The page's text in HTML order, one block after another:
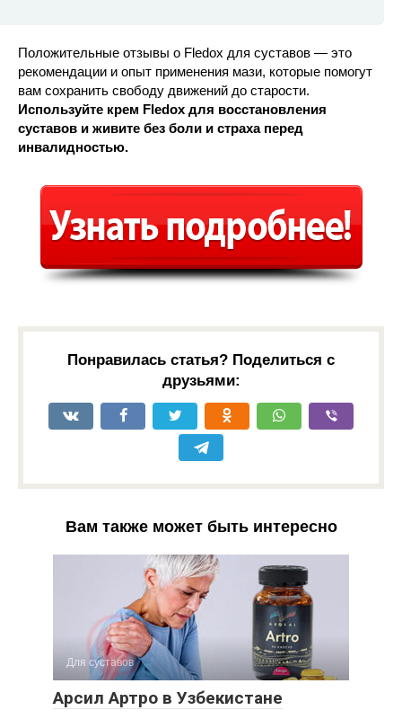
Положительные отзывы о Fledox для суставов — это
рекомендации и опыт применения мази, которые помогут
вам сохранить свободу движений до старости.
Используйте крем Fledox для восстановления
суставов и живите без боли и страха перед
инвалидностью.
Понравилась статья? Поделиться с
друзьями:
Вам также может быть интересно
Для суставов
Арсил Артро в Узбекистане